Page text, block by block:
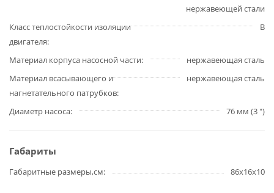
нержавеющей стали
Класс теплостойкости изоляции
двигателя
B
Материал корпуса насосной части
нержавеющая сталь
Материал всасывающего и
нагнетательного патрубков
нержавеющая сталь
Диаметр насоса 76 мм (3 ")
Габариты
Габаритные размеры,см 86х16х10